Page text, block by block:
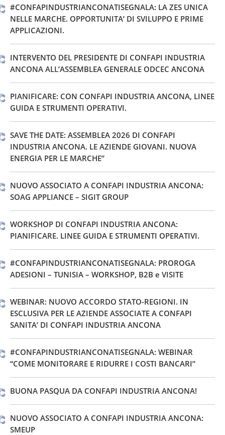
#CONFAPINDUSTRIANCONATISEGNALA: LA ZES UNICA
NELLE MARCHE. OPPORTUNITA’ DI SVILUPPO E PRIME
APPLICAZIONI.
INTERVENTO DEL PRESIDENTE DI CONFAPI INDUSTRIA
ANCONA ALL’ASSEMBLEA GENERALE ODCEC ANCONA
PIANIFICARE: CON CONFAPI INDUSTRIA ANCONA, LINEE
GUIDA E STRUMENTI OPERATIVI.
SAVE THE DATE: ASSEMBLEA 2026 DI CONFAPI
INDUSTRIA ANCONA. LE AZIENDE GIOVANI. NUOVA
ENERGIA PER LE MARCHE”
NUOVO ASSOCIATO A CONFAPI INDUSTRIA ANCONA:
SOAG APPLIANCE – SIGIT GROUP
WORKSHOP DI CONFAPI INDUSTRIA ANCONA:
PIANIFICARE. LINEE GUIDA E STRUMENTI OPERATIVI.
#CONFAPINDUSTRIANCONATISEGNALA: PROROGA
ADESIONI – TUNISIA – WORKSHOP, B2B e VISITE
WEBINAR: NUOVO ACCORDO STATO-REGIONI. IN
ESCLUSIVA PER LE AZIENDE ASSOCIATE A CONFAPI
SANITA’ DI CONFAPI INDUSTRIA ANCONA
#CONFAPINDUSTRIANCONATISEGNALA: WEBINAR
“COME MONITORARE E RIDURRE I COSTI BANCARI”
BUONA PASQUA DA CONFAPI INDUSTRIA ANCONA!
NUOVO ASSOCIATO A CONFAPI INDUSTRIA ANCONA:
SMEUP